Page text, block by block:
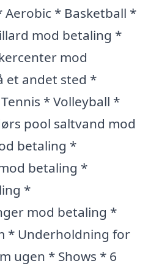
* Basketball *
mod betaling *
mod
et andet sted *
* Volleyball *
pool saltvand mod
betaling *
betaling *
*
mod betaling *
* Underholdning for
ugen * Shows * 6